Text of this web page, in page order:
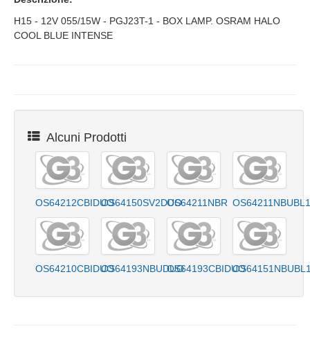
H15 - 12V 055/15W - PGJ23T-1 - BOX LAMP. OSRAM HALO
COOL BLUE INTENSE
Alcuni Prodotti
OS64212CBIDUOOS64150SV2DUOOS64211NBR OS64211NBUBL1
OS64210CBIDUOOS64193NBUDUOOS64193CBIDUO